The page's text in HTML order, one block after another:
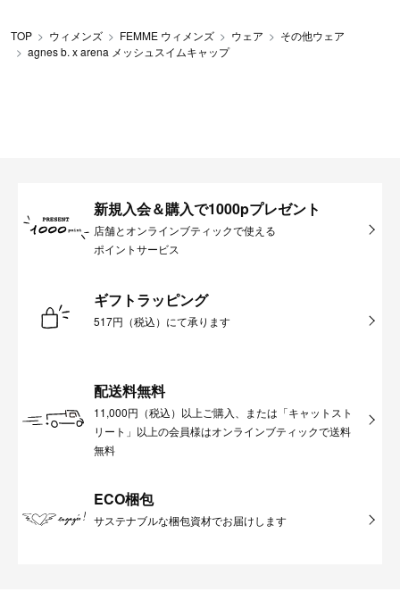
TOP ウィメンズ FEMME ウィメンズ ウェア
その他ウェア
agnes b. x arena メッシュスイムキャップ
新規入会＆購入で1000pプレゼント
店舗とオンラインブティックで使える
ポイントサービス
ギフトラッピング
517円（税込）にて承ります
配送料無料
11,000円（税込）以上ご購入、または「キャットスト
リート」以上の会員様はオンラインブティックで送料
無料
ECO梱包
サステナブルな梱包資材でお届けします